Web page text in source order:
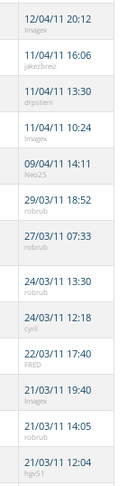
12/04/11 20:12
Imagex
11/04/11 16:06
jakezbreiz
11/04/11 13:30
drpstern
11/04/11 10:24
Imagex
09/04/11 14:11
Neo25
29/03/11 18:52
robrub
27/03/11 07:33
robrub
24/03/11 13:30
robrub
24/03/11 12:18
cyril
22/03/11 17:40
FRED
21/03/11 19:40
Imagex
21/03/11 14:05
robrub
21/03/11 12:04
hgv51